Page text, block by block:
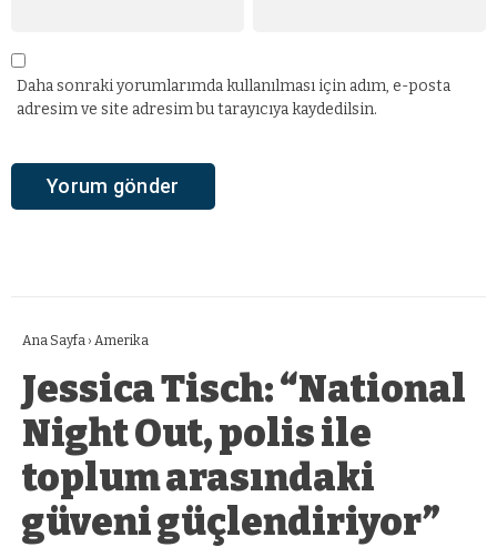
Daha sonraki yorumlarımda kullanılması için adım, e-posta
adresim ve site adresim bu tarayıcıya kaydedilsin.
Ana Sayfa › Amerika
Jessica Tisch: “National
Night Out, polis ile
toplum arasındaki
güveni güçlendiriyor”